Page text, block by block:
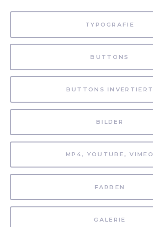
TYPOGRAFIE
BUTTONS
BUTTONS INVERTIERT
BILDER
MP4, YOUTUBE, VIMEO
FARBEN
GALERIE